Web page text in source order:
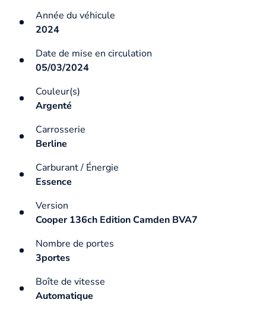
Année du véhicule
2024
Date de mise en circulation
05/03/2024
Couleur(s)
Argenté
Carrosserie
Berline
Carburant / Énergie
Essence
Version
Cooper 136ch Edition Camden BVA7
Nombre de portes
3portes
Boîte de vitesse
Automatique